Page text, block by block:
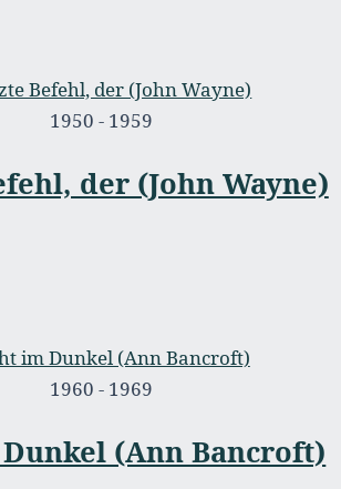
1950 - 1959
der (John Wayne)
1960 - 1969
(Ann Bancroft)